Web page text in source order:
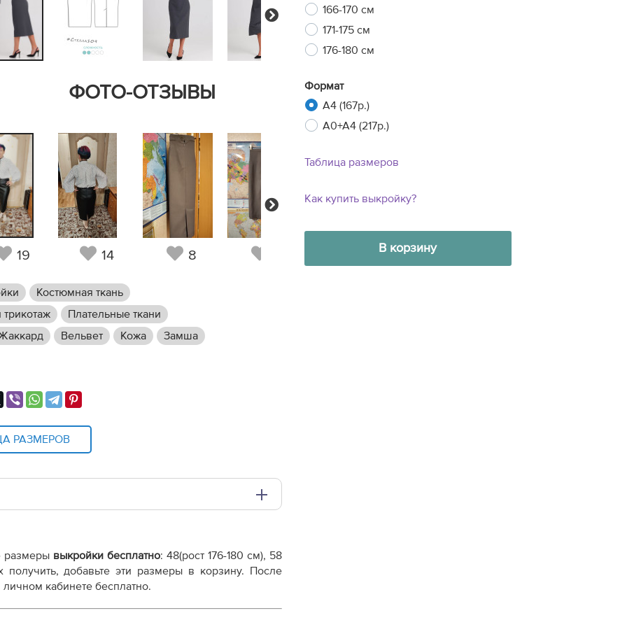
Next
166-170 см
171-175 см
176-180 см
Формат
A4 (167р.)
A0+A4 (217р.)
Таблица размеров
Как купить выкройку?
В корзину
ФОТО-ОТЗЫВЫ
19 14 8
Next
Костюмная ткань
Плательные ткани
Вельвет Кожа Замша
РАЗМЕРОВ
размеры выкройки бесплатно: 48(рост 176-180 см), 58
получить, добавьте эти размеры в корзину. После
кабинете бесплатно.